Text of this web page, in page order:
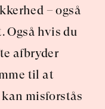
– også
Også hvis du
afbryder
til at
misforstås